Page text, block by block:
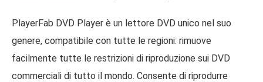
PlayerFab DVD Player è un lettore DVD unico nel suo
genere, compatibile con tutte le regioni: rimuove
facilmente tutte le restrizioni di riproduzione sui DVD
commerciali di tutto il mondo. Consente di riprodurre